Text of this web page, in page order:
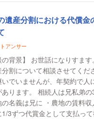
遺産分割における代償金
アンサー
の背景】 お世話になりすま
割について相談させてください。 農地
でいませんが、年契約で人
人は兄私弟の3人で、父は生前
の名義は兄に ・農地の賃料
1/3ずつ代賞金として支払っ